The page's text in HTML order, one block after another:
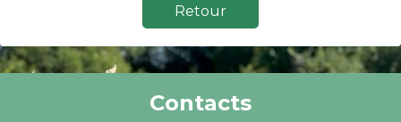
Retour
Contacts